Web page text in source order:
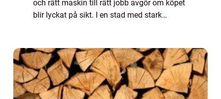
och rätt maskin till rätt jobb avgör om köpet
blir lyckat på sikt. I en stad med stark